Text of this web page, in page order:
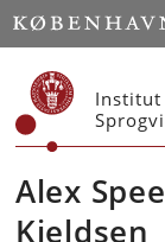
Start
Institut
Alex
Kjeldsen